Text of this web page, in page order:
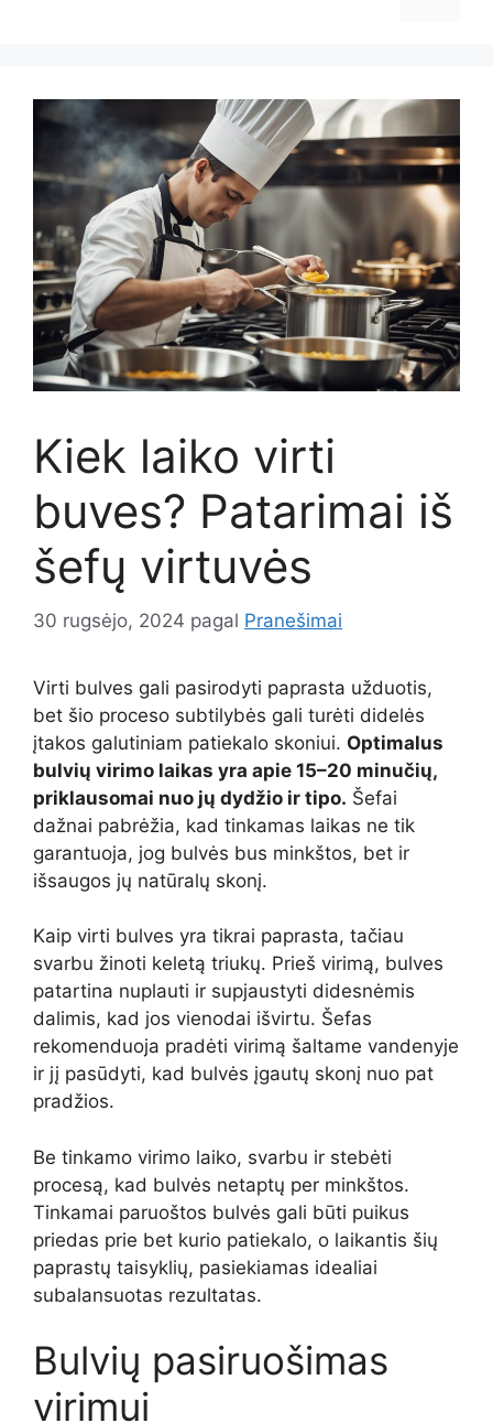
Kiek laiko virti
buves? Patarimai iš
šefų virtuvės
30 rugsėjo, 2024 pagal Pranešimai
Virti bulves gali pasirodyti paprasta užduotis,
bet šio proceso subtilybės gali turėti didelės
įtakos galutiniam patiekalo skoniui. Optimalus
bulvių virimo laikas yra apie 15–20 minučių,
priklausomai nuo jų dydžio ir tipo. Šefai
dažnai pabrėžia, kad tinkamas laikas ne tik
garantuoja, jog bulvės bus minkštos, bet ir
išsaugos jų natūralų skonį.
Kaip virti bulves yra tikrai paprasta, tačiau
svarbu žinoti keletą triukų. Prieš virimą, bulves
patartina nuplauti ir supjaustyti didesnėmis
dalimis, kad jos vienodai išvirtu. Šefas
rekomenduoja pradėti virimą šaltame vandenyje
ir jį pasūdyti, kad bulvės įgautų skonį nuo pat
pradžios.
Be tinkamo virimo laiko, svarbu ir stebėti
procesą, kad bulvės netaptų per minkštos.
Tinkamai paruoštos bulvės gali būti puikus
priedas prie bet kurio patiekalo, o laikantis šių
paprastų taisyklių, pasiekiamas idealiai
subalansuotas rezultatas.
Bulvių pasiruošimas
virimui